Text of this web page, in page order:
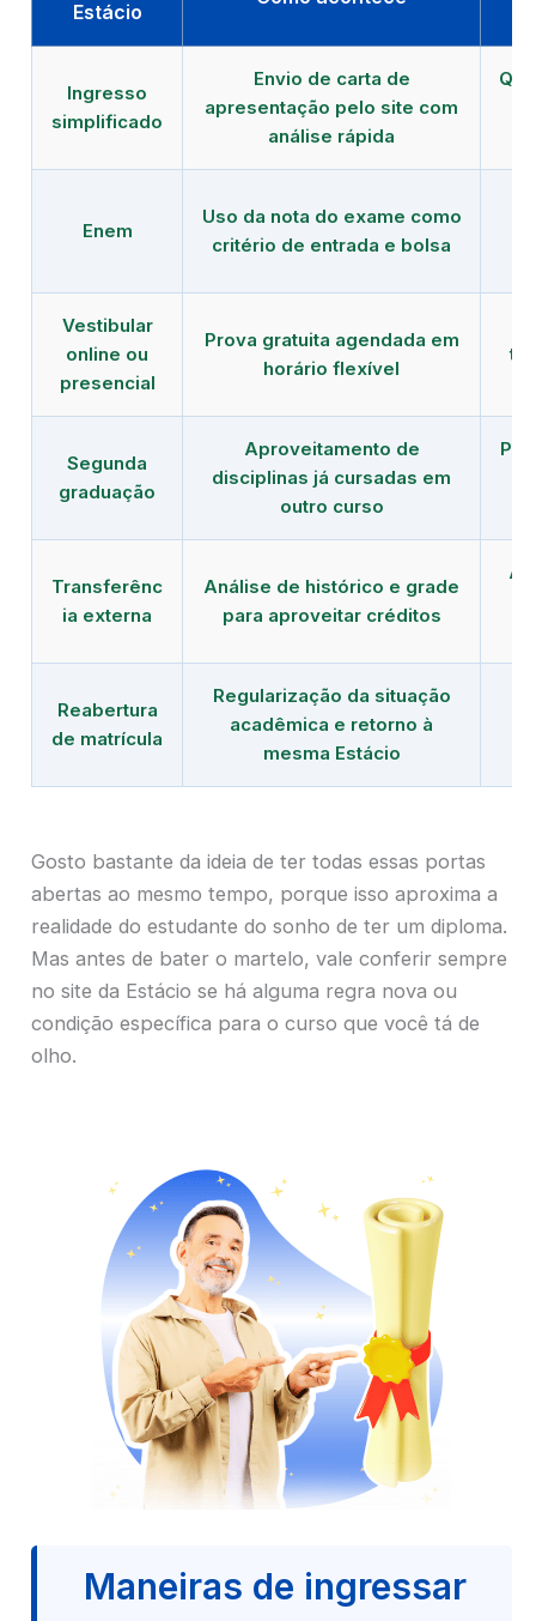
Estácio
Ingresso
simplificado
Envio de carta de
apresentação pelo site com
análise rápida
Enem
Uso da nota do exame como
critério de entrada e bolsa
Vestibular
online ou
presencial
Prova gratuita agendada em
horário flexível
Segunda
graduação
Aproveitamento de
disciplinas já cursadas em
outro curso
Transferênc
ia externa
Análise de histórico e grade
para aproveitar créditos
Reabertura
de matrícula
Regularização da situação
acadêmica e retorno à
mesma Estácio
Gosto bastante da ideia de ter todas essas portas
abertas ao mesmo tempo, porque isso aproxima a
realidade do estudante do sonho de ter um diploma.
Mas antes de bater o martelo, vale conferir sempre
no site da Estácio se há alguma regra nova ou
condição específica para o curso que você tá de
olho.
Maneiras de ingressar